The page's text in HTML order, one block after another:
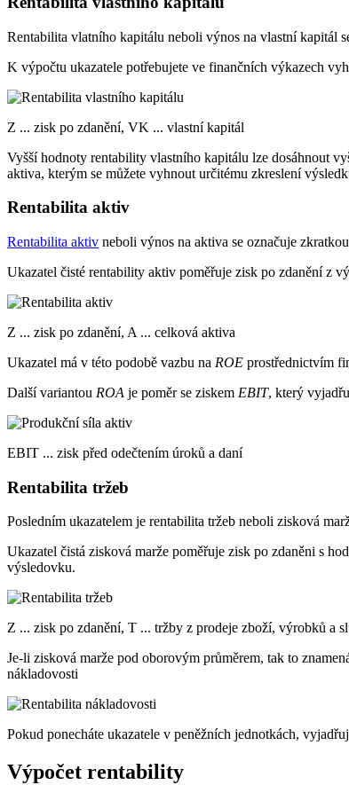
Rentabilita vlatního kapitálu neboli výnos na vlastní kapitál
K výpočtu ukazatele potřebujete ve finančních výkazech
Z ... zisk po zdanění, VK ... vlastní kapitál
Vyšší hodnoty rentability vlastního kapitálu lze dosáhnout
aktiva, kterým se můžete vyhnout určitému zkreslení
Rentabilita aktiv
Rentabilita aktiv neboli výnos na aktiva se označuje zkratkou
Ukazatel čisté rentability aktiv poměřuje zisk po zdanění z
Z ... zisk po zdanění, A ... celková aktiva
Ukazatel má v této podobě vazbu na ROE prostřednictvím
Další variantou ROA je poměr se ziskem EBIT, který
EBIT ... zisk před odečtením úroků a daní
Rentabilita tržeb
Posledním ukazatelem je rentabilita tržeb neboli zisková
Ukazatel čistá zisková marže poměřuje zisk po zdaněni s
výsledovku.
Z ... zisk po zdanění, T ... tržby z prodeje zboží, výrobků a
Je-li zisková marže pod oborovým průměrem, tak to
nákladovosti
Pokud ponecháte ukazatele v peněžních jednotkách,
Výpočet rentability